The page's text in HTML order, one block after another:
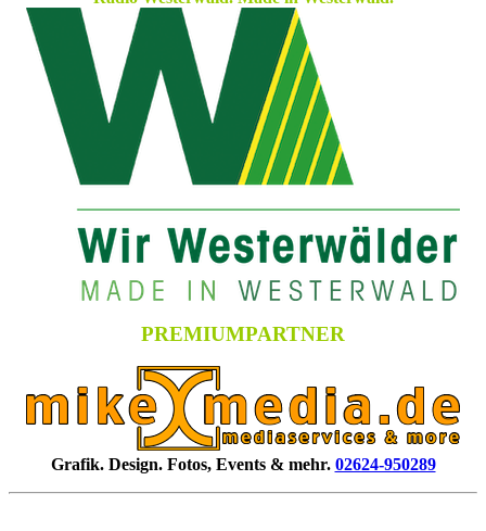
PREMIUMPARTNER
Grafik. Design. Fotos, Events & mehr. 02624-950289